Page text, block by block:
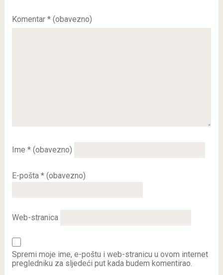
Komentar * (obavezno)
Ime * (obavezno)
E-pošta * (obavezno)
Web-stranica
Spremi moje ime, e-poštu i web-stranicu u ovom internet
pregledniku za sljedeći put kada budem komentirao.